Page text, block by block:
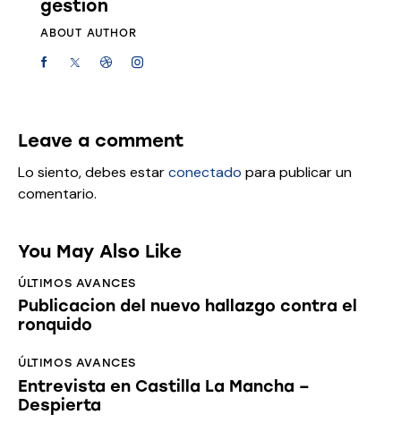
gestion
ABOUT AUTHOR
Leave a comment
Lo siento, debes estarconectado para publicar un
comentario.
You May Also Like
ÚLTIMOS AVANCES
Publicacion del nuevo hallazgo contra el
ronquido
ÚLTIMOS AVANCES
Entrevista en Castilla La Mancha –
Despierta